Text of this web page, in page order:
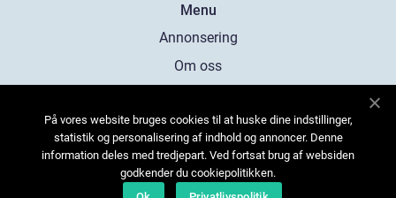
Menu
Annonsering
Om oss
Kontakta oss
Sitemap
På vores website bruges cookies til at huske dine indstillinger,
statistik og personalisering af indhold og annoncer. Denne
information deles med tredjepart. Ved fortsat brug af websiden
godkender du cookiepolitikken.